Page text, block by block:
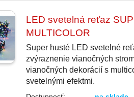
LED svetelná reťaz
MULTICOLOR
Super husté LED svetelné
zvýraznenie vianočných
vianočných dekorácií s
svetelnými efektmi.